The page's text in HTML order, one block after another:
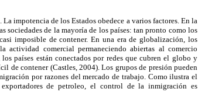
impotencia de los Estados obedece a varios factores. En la
sociedades de la mayoría de los países: tan pronto como los
imposible de contener. En una era de globalización, los
actividad comercial permaneciendo abiertas al comercio
países están conectados por redes que cubren el globo y
de contener (Castles, 2004). Los grupos de presión pueden
por razones del mercado de trabajo. Como ilustra el
de petroleo, el control de la inmigración es